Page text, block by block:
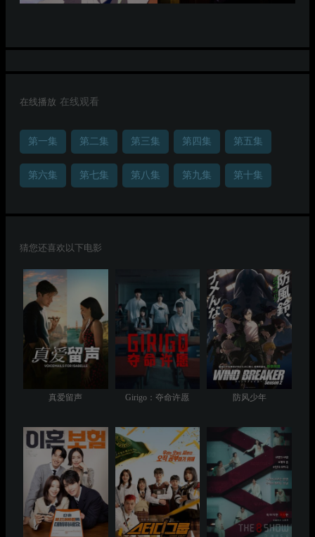
在线播放 在线观看
第一集 第二集 第三集 第四集 第五集
第六集 第七集 第八集 第九集 第十集
猜您还喜欢以下电影
真爱留声 Girigo：夺命许愿 防风少年